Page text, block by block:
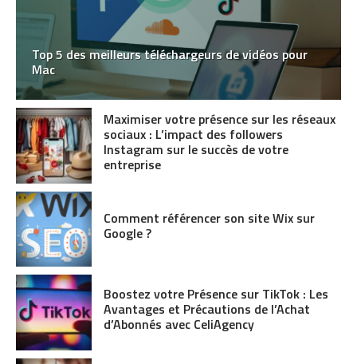
Top 5 des meilleurs téléchargeurs de vidéos pour
Mac
Maximiser votre présence sur les réseaux
sociaux : L’impact des followers
Instagram sur le succès de votre
entreprise
Comment référencer son site Wix sur
Google ?
Boostez votre Présence sur TikTok : Les
Avantages et Précautions de l’Achat
d’Abonnés avec CeliAgency